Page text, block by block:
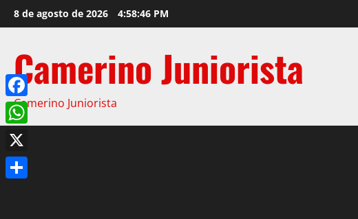
8 de agosto de 2026 4:58:47 PM
Camerino Juniorista
Camerino Juniorista
Facebook
WhatsApp
X